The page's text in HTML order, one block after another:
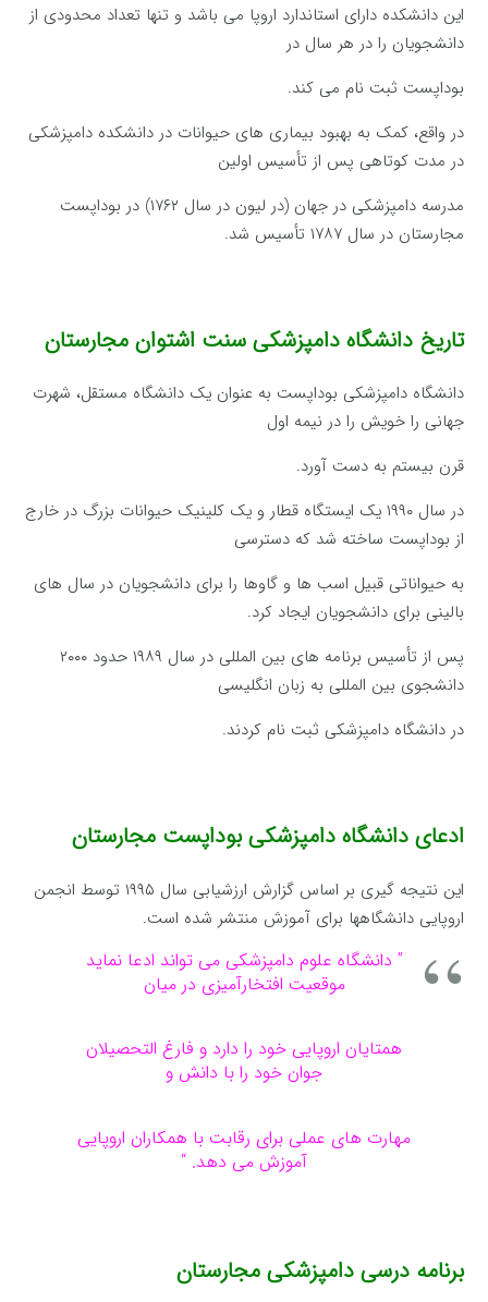
این دانشکده دارای استاندارد اروپا می باشد و تنها تعداد محدودی از
دانشجویان را در هر سال در
بوداپست ثبت نام می کند.
در واقع، کمک به بهبود بیماری های حیوانات در دانشکده دامپزشکی
در مدت کوتاهی پس از تأسیس اولین
مدرسه دامپزشکی در جهان (در لیون در سال ۱۷۶۲) در بوداپست
مجارستان در سال ۱۷۸۷ تأسیس شد.
تاریخ دانشگاه دامپزشکی سنت اشتوان مجارستان
دانشگاه دامپزشکی بوداپست به عنوان یک دانشگاه مستقل، شهرت
جهانی را خویش را در نیمه اول
قرن بیستم به دست آورد.
در سال ۱۹۹۰ یک ایستگاه قطار و یک کلینیک حیوانات بزرگ در خارج
از بوداپست ساخته شد که دسترسی
به حیواناتی قبیل اسب ها و گاوها را برای دانشجویان در سال های
بالینی برای دانشجویان ایجاد کرد.
پس از تأسیس برنامه های بین المللی در سال ۱۹۸۹ حدود ۲۰۰۰
دانشجوی بین المللی به زبان انگلیسی
در دانشگاه دامپزشکی ثبت نام کردند.
ادعای دانشگاه دامپزشکی بوداپست مجارستان
این نتیجه گیری بر اساس گزارش ارزشیابی سال ۱۹۹۵ توسط انجمن
اروپایی دانشگاهها برای آموزش منتشر شده است.
” دانشگاه علوم دامپزشکی می تواند ادعا نماید
موقعیت افتخارآمیزی در میان
همتایان اروپایی خود را دارد و فارغ التحصیلان
جوان خود را با دانش و
مهارت های عملی برای رقابت با همکاران اروپایی
آموزش می دهد. “
برنامه درسی دامپزشکی مجارستان